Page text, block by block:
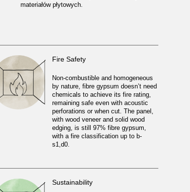
materiałów płytowych.
Fire Safety
Non-combustible and homogeneous
by nature, fibre gypsum doesn’t need
chemicals to achieve its fire rating,
remaining safe even with acoustic
perforations or when cut. The panel,
with wood veneer and solid wood
edging, is still 97% fibre gypsum,
with a fire classification up to b-
s1,d0.
Sustainability